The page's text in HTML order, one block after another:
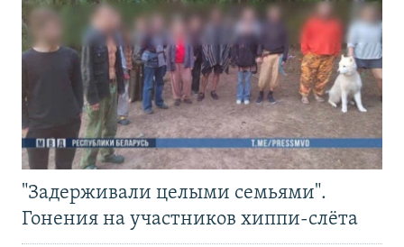
"Задерживали целыми семьями".
Гонения на участников хиппи-слёта